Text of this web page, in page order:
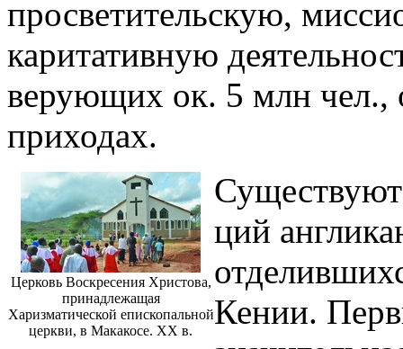
просветительскую,
каритативную
верующих ок. 5 млн чел.,
приходах.
Церковь Воскресения Христова,
принадлежащая
Харизматической епископальной
церкви, в Макакосе. XX в.
ций
Кении.